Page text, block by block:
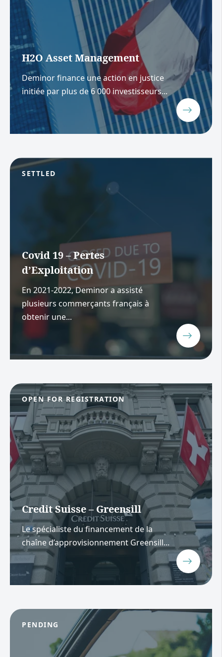
H2O Asset Management
Deminor finance une action en justice
initiée par plus de 6 000 investisseurs...
SETTLED
Covid 19 – Pertes
d’Exploitation
En 2021-2022, Deminor a assisté
plusieurs commerçants français à
obtenir une...
OPEN FOR REGISTRATION
Credit Suisse – Greensill
Le spécialiste du financement de la
chaîne d’approvisionnement Greensill...
PENDING